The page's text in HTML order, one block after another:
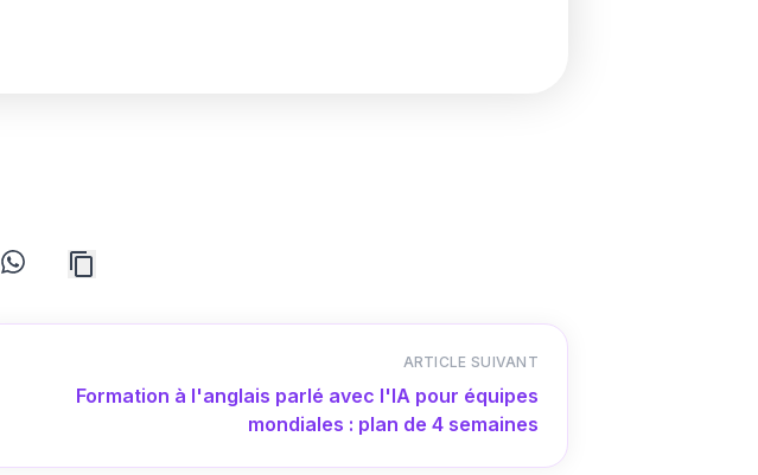
whatsapp
ARTICLE SUIVANT
Formation à l'anglais parlé avec l'IA pour équipes
mondiales : plan de 4 semaines